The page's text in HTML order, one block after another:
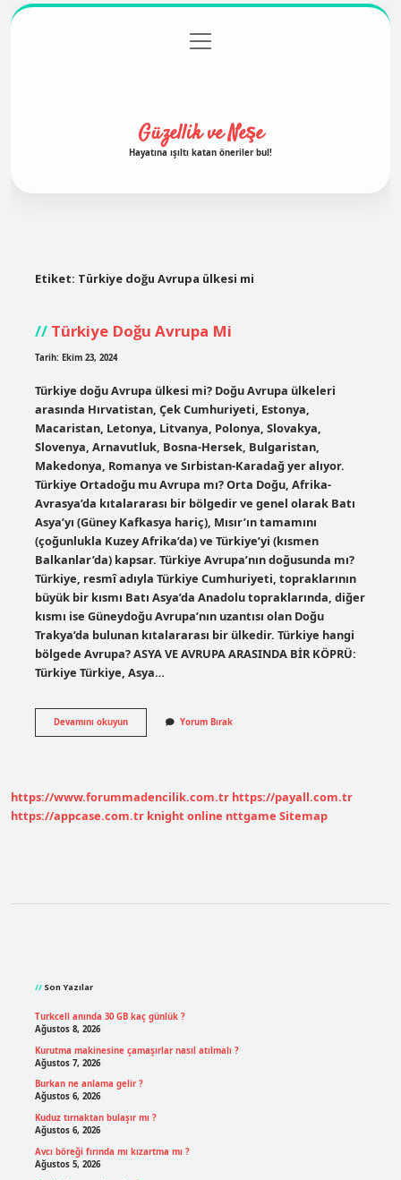
Gizlilik Politikası
menüyü
aç
Güzellik ve Neşe
Hayatına ışıltı katan öneriler bul!
Etiket: Türkiye doğu Avrupa ülkesi mi
Türkiye Doğu Avrupa Mi
Tarih: Ekim 23, 2024
Türkiye doğu Avrupa ülkesi mi? Doğu Avrupa ülkeleri
arasında Hırvatistan, Çek Cumhuriyeti, Estonya,
Macaristan, Letonya, Litvanya, Polonya, Slovakya,
Slovenya, Arnavutluk, Bosna-Hersek, Bulgaristan,
Makedonya, Romanya ve Sırbistan-Karadağ yer alıyor.
Türkiye Ortadoğu mu Avrupa mı? Orta Doğu, Afrika-
Avrasya’da kıtalararası bir bölgedir ve genel olarak Batı
Asya’yı (Güney Kafkasya hariç), Mısır’ın tamamını
(çoğunlukla Kuzey Afrika’da) ve Türkiye’yi (kısmen
Balkanlar’da) kapsar. Türkiye Avrupa’nın doğusunda mı?
Türkiye, resmî adıyla Türkiye Cumhuriyeti, topraklarının
büyük bir kısmı Batı Asya’da Anadolu topraklarında, diğer
kısmı ise Güneydoğu Avrupa’nın uzantısı olan Doğu
Trakya’da bulunan kıtalararası bir ülkedir. Türkiye hangi
bölgede Avrupa? ASYA VE AVRUPA ARASINDA BİR KÖPRÜ:
Türkiye Türkiye, Asya…
Devamını okuyunTürkiye
Doğu
Yorum Bırak
https://www.forummadencilik.com.tr https://payall.com.tr
https://appcase.com.tr knight online nttgame Sitemap
Son Yazılar
Turkcell anında 30 GB kaç günlük ?
Ağustos 8, 2026
Kurutma makinesine çamaşırlar nasıl atılmalı ?
Ağustos 7, 2026
Burkan ne anlama gelir ?
Ağustos 6, 2026
Kuduz tırnaktan bulaşır mı ?
Ağustos 6, 2026
Avcı böreği fırında mı kızartma mı ?
Ağustos 5, 2026